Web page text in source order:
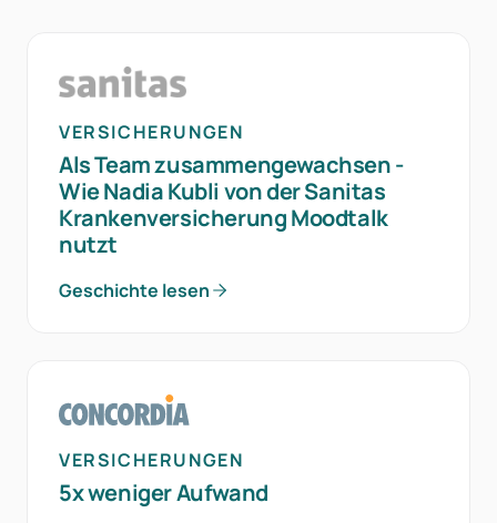
VERSICHERUNGEN
Als Team zusammengewachsen -
Wie Nadia Kubli von der Sanitas
Krankenversicherung Moodtalk
nutzt
Geschichte lesen
VERSICHERUNGEN
5x weniger Aufwand